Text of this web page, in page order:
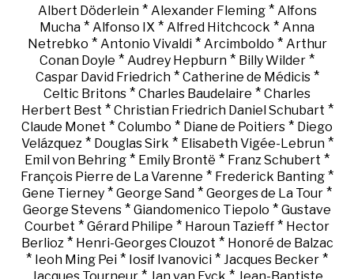
Albert Döderlein* Alexander Fleming* Alfons
Mucha * Alfonso IX * Alfred Hitchcock * Anna
Netrebko * Antonio Vivaldi* Arcimboldo * Arthur
Conan Doyle * Audrey Hepburn * Billy Wilder *
Caspar David Friedrich* Catherine de Médicis*
Celtic Britons * Charles Baudelaire * Charles
Herbert Best * Christian Friedrich Daniel Schubart *
Claude Monet * Columbo * Diane de Poitiers * Diego
Velázquez * Douglas Sirk * Elisabeth Vigée-Lebrun*
Emil von Behring * Emily Brontë * Franz Schubert *
François Pierre de La Varenne * Frederick Banting *
Gene Tierney * George Sand * Georges de La Tour *
George Stevens * Giandomenico Tiepolo * Gustave
Courbet * Gérard Philipe * Haroun Tazieff * Hector
Berlioz * Henri-Georges Clouzot * Honoré de Balzac
* Ieoh Ming Pei * Iosif Ivanovici * Jacques Becker *
Jacques Tourneur* Jan van Eyck * Jean-Baptiste